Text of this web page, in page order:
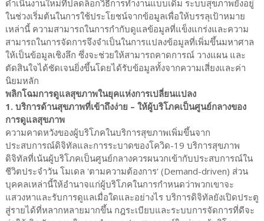
ดำเนินงานใหม่ที่ปลดล็อกวิธีการทำงานแบบเดิม ระบบสุขภาพยังอยู่
ในช่วงเริ่มต้นในการใช้ประโยชน์จากข้อมูลเพื่อให้บรรลุเป้าหมาย
เหล่านี้ ความสามารถในการกำกับดูแลข้อมูลที่แข็งแกร่งและความ
สามารถในการจัดการจึงจำเป็นในการแปลงข้อมูลที่เพิ่มขึ้นมหาศาล
ให้เป็นข้อมูลเชิงลึก ซึ่งจะช่วยให้สามารถคาดการณ์ วางแผน และ
ตัดสินใจได้ชัดเจนยิ่งขึ้นโดยได้รับข้อมูลทั้งจากความเสี่ยงและค่า
นิยมหลัก
พลิกโฉมการดูแลสุขภาพในยุคแห่งการเปลี่ยนแปลง
1. บริการด้านสุขภาพที่เข้าถึงง่าย – ให้ผู้บริโภคเป็นศูนย์กลางของ
การดูแลสุขภาพ
ความคาดหวังของผู้บริโภคในบริการสุขภาพเพิ่มขึ้นจาก
ประสบการณ์ดิจิทัลและการระบาดของโควิด-19 บริการสุขภาพ
ดิจิทัลที่เน้นผู้บริโภคเป็นศูนย์กลางควรผนวกเข้ากับประสบการณ์ใน
ชีวิตประจำวัน โมเดล 'ตามความต้องการ' (Demand-driven) ส่วน
บุคคลเหล่านี้ให้อำนาจแก่ผู้บริโภคในการกำหนดว่าพวกเขาจะ
แสวงหาและรับการดูแลเมื่อใดและอย่างไร บริการดิจิทัลยังเปิดประตู
สู่รายได้ที่หลากหลายมากขึ้น กฎระเบียบและระบบการจัดการที่ดีจะ